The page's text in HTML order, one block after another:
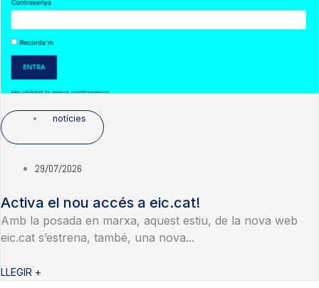
notícies
29/07/2026
Activa el nou accés a eic.cat!
Amb la posada en marxa, aquest estiu, de la nova web
eic.cat s’estrena, també, una nova...
LLEGIR +